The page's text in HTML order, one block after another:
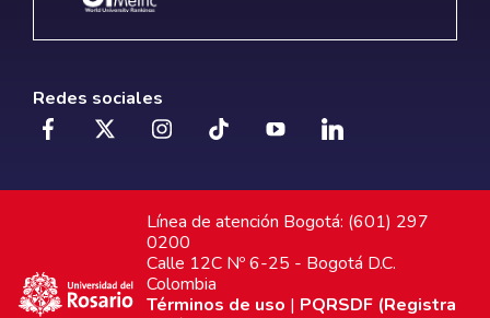
Redes sociales
Línea de atención Bogotá: (601) 297
0200
Calle 12C Nº 6-25 - Bogotá D.C.
Colombia
Términos de uso | PQRSDF (Registra